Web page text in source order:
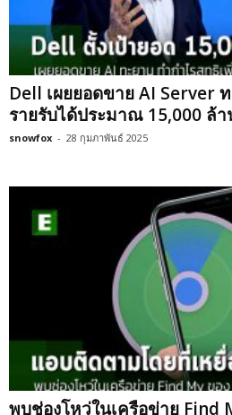
Dell เผยยอดขาย AI Server
รายรับได้ประมาณ 15,000 ล้
snowfox - 28 กุมภาพันธ์ 2025
พบช่องโหว่ในเครือข่าย Find